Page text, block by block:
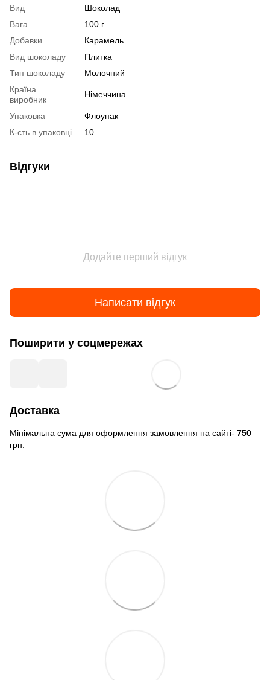
Вид
Шоколад
Вага
100 г
Добавки
Карамель
Вид шоколаду
Плитка
Тип шоколаду
Молочний
Країна
виробник
Німеччина
Упаковка
Флоупак
К-сть в упаковці
10
Відгуки
Додайте перший відгук
Написати відгук
Поширити у соцмережах
Доставка
Мінімальна сума для оформлення замовлення на сайті- 750
грн.